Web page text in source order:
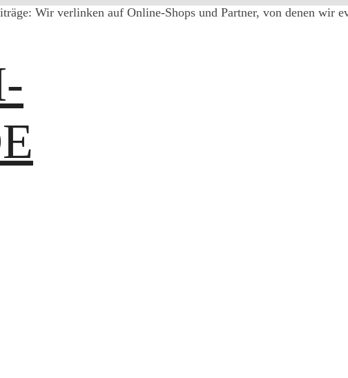
Wir verlinken auf Online-Shops und Partner, von denen wir